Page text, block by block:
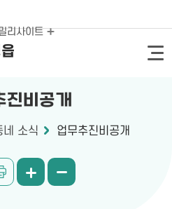
리사이트
진비공개
네 소식 업무추진비공개